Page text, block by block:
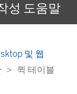
성 도움말
및 웹
퀵 테이블